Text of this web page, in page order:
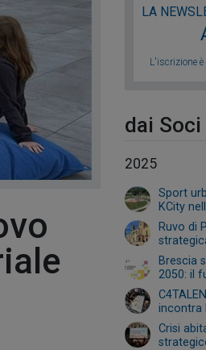
LA
L'iscrizione
dai Soci
2025
Sport
KCity
Ruvo di
Brescia
2050: il
incontra
Crisi